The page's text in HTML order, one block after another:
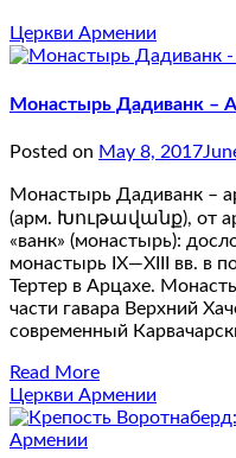
Церкви Армении
Монастырь Дадиванк –
Posted on May 8, 2017
Монастырь Дадиванк –
(арм. Խութավանք), от
«ванк» (монастырь):
монастырь IX—XIII вв. в
Тертер в Арцахе.
части гавара Верхний
современный
Read More
Церкви Армении